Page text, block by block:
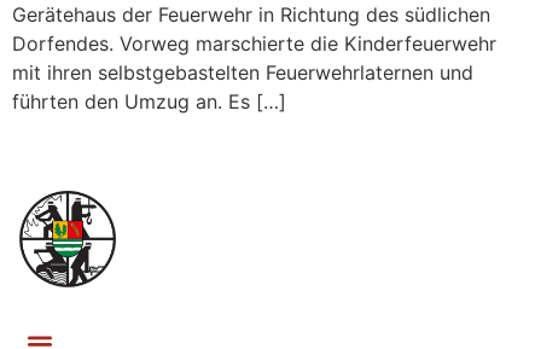
Gerätehaus der Feuerwehr in Richtung des südlichen
Dorfendes. Vorweg marschierte die Kinderfeuerwehr
mit ihren selbstgebastelten Feuerwehrlaternen und
führten den Umzug an. Es […]